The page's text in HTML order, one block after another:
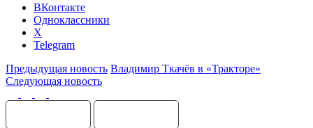
ВКонтакте
Одноклассники
X
Telegram
Предыдущая новость Владимир Ткачёв в «Тракторе»
Следующая новость